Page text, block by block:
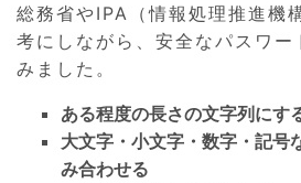
総務省やIPA（情報処理推進機
考にしながら、安全なパスワー
みました。
ある程度の長さの文字列にす
大文字・小文字・数字・記号
み合わせる